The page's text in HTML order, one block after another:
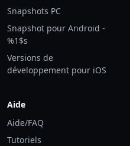
Snapshots PC
Snapshot pour Android -
%1$s
Versions de
développement pour iOS
Aide
Aide/FAQ
Tutoriels